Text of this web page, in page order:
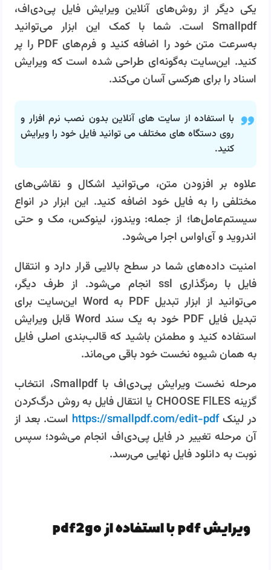
یکی دیگر از روش‌های آنلاین ویرایش فایل پی‌دی‌اف،
Smallpdf است. شما با کمک این ابزار می‌توانید
به‌سرعت متن خود را اضافه کنید و فرم‌های PDF را پر
کنید. این‌سایت به‌گونه‌ای طراحی شده است که ویرایش
اسناد را برای هرکسی آسان می‌کند.
با استفاده از سایت های آنلاین بدون نصب نرم افزار و
روی دستگاه های مختلف می توانید فایل خود را ویرایش
کنید.
علاوه بر افزودن متن، می‌توانید اشکال و نقاشی‌های
مختلفی را به فایل خود اضافه کنید. این ابزار در انواع
سیستم‌عامل‌ها؛ از جمله: ویندوز، لینوکس، مک و حتی
اندروید و آی‌اواس اجرا می‌شود.
امنیت داده‌های شما در سطح بالایی قرار دارد و انتقال
فایل با رمزگذاری ssl انجام می‌شود. از طرف دیگر،
می‌توانید از ابزار تبدیل PDF به Word این‌سایت برای
تبدیل فایل PDF خود به یک سند Word قابل ویرایش
استفاده کنید و مطمئن باشید که قالب‌بندی اصلی فایل
به همان شیوه نخست خود باقی می‌ماند.
مرحله نخست ویرایش پی‌دی‌اف با Smallpdf، انتخاب
گزینه CHOOSE FILES یا انتقال فایل به روش درگ‌کردن
در لینکhttps://smallpdf.com/edit-pdf است. بعد از
آن مرحله تغییر در فایل پی‌دی‌اف انجام می‌شود؛ سپس
نوبت به دانلود فایل نهایی می‌رسد.
ویرایش pdf با استفاده از pdf2go